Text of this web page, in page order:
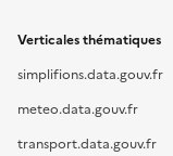
Verticales thématiques
simplifions.data.gouv.fr
meteo.data.gouv.fr
transport.data.gouv.fr